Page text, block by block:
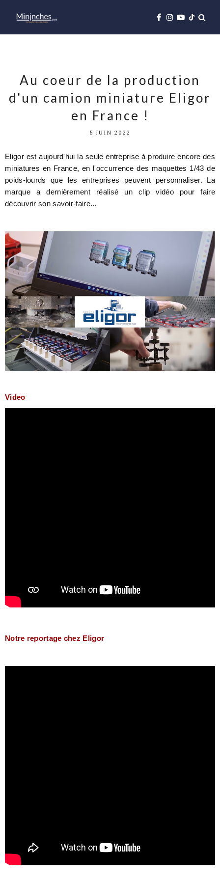
Au coeur de la production
d'un camion miniature Eligor
en France !
5 JUIN 2022
Eligor est aujourd'hui la seule entreprise à produire encore des
miniatures en France, en l'occurrence des maquettes 1/43 de
poids-lourds que les entreprises peuvent personnaliser. La
marque a dernièrement réalisé un clip vidéo pour faire
découvrir son savoir-faire...
Video
Notre reportage chez Eligor